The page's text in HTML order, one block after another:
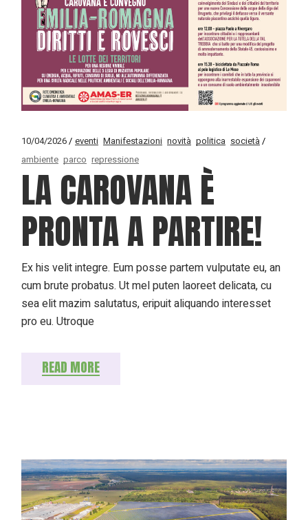
10/04/2026 eventi Manifestazioni novità politica società
ambiente parco repressione
LA CAROVANA È
PRONTA A PARTIRE!
Ex his velit integre. Eum posse partem vulputate eu, an
cum brute probatus. Ut mel puten laoreet delicata, cu
sea elit mazim salutatus, eripuit aliquando interesset
pro eu. Utroque
READ MORE